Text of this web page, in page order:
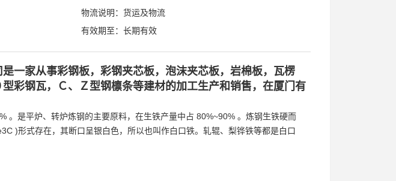
物流说明：货运及物流
有效期至：长期有效
一家从事彩钢板，彩钢夹芯板，泡沫夹芯板，岩棉板，瓦楞
彩钢瓦，Ｃ、Ｚ型钢檩条等建材的加工生产和销售，在厦门有
。是平炉、转炉炼钢的主要原料，在生铁产量中占 80%~90% 。炼钢生铁硬而
)形式存在，其断口呈银白色，所以也叫作白口铁。轧辊、梨铧铁等都是白口